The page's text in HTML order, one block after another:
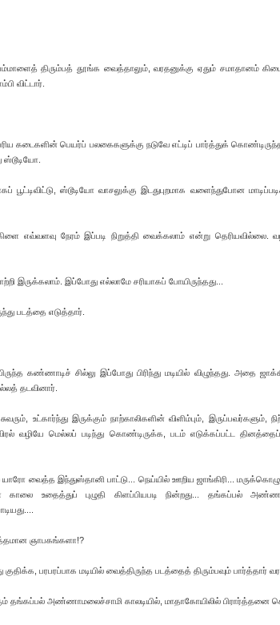
திரும்பத் தூங்க வைத்தாலும், வரதனுக்கு ஏதும் சமாதானம்
விட்டார்.
கடைகளின் பெயர்ப் பலகைகளுக்கு நடுவே எட்டிப் பார்த்துக்
ஸ்டூடியோ வாசலுக்கு இடதுபுறமாக வளைந்துபோன
எவ்வளவு நேரம் இப்படி நிறுத்தி வைக்கலாம் என்று தெரியவில்லை.
இருக்கலாம். இப்போது எல்லாமே சரியாகப் போயிருந்தது...
படத்தை எடுத்தார்.
கண்ணாடிச் சில்லு இப்போது பிரிந்து மடியில் விழுந்தது. அதை
தடவினார்.
உட்கார்ந்து இருக்கும் நாற்காலிகளின் விளிம்பும், இருப்பவர்களும்,
வழியே மெல்லப் படிந்து கொண்டிருக்க, படம் எடுக்கப்பட்ட
யாரோ வைத்த இந்துஸ்தானி பாட்டு... நெய்யில் ஊறிய ஜாங்கிரி...
காலை உதைத்துப் புழுதி கிளப்பியபடி நின்றது... தங்கப்பல்
ஞாபகங்களா!?
பரபரப்பாக மடியில் வைத்திருந்த படத்தைத் திரும்பவும் பார்த்தார்
தங்கப்பல் அண்ணாமலைச்சாமி காலடியில், மாதாகோயிலில் பிரார்த்தனை